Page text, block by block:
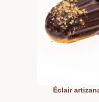
Éclair